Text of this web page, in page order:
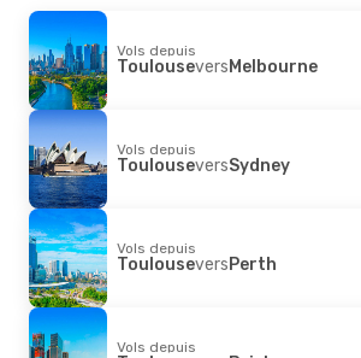
Vols depuis
ToulouseversMelbourne
Vols depuis
ToulouseversSydney
Vols depuis
ToulouseversPerth
Vols depuis